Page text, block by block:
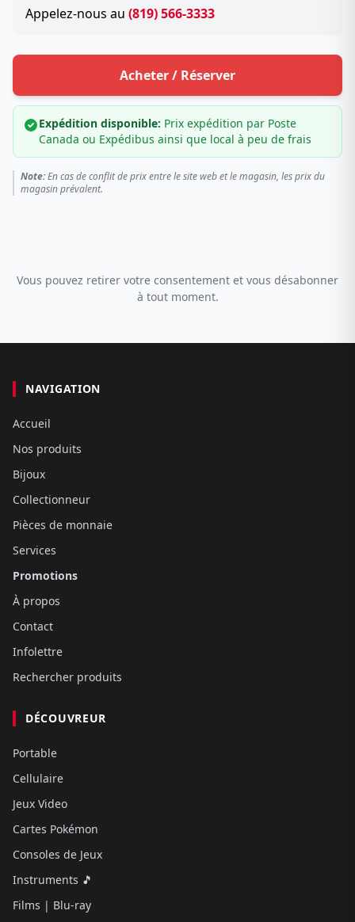
Appelez-nous au (819) 566-3333
Acheter / Réserver
Expédition disponible: Prix expédition par Poste
Canada ou Expédibus ainsi que local à peu de frais
Note:En cas de conflit de prix entre le site web et le magasin, les prix du
magasin prévalent.
Vous pouvez retirer votre consentement et vous désabonner
à tout moment.
NAVIGATION
Accueil
Nos produits
Bijoux
Collectionneur
Pièces de monnaie
Services
Promotions
À propos
Contact
Infolettre
Rechercher produits
DÉCOUVREUR
Portable
Cellulaire
Jeux Video
Cartes Pokémon
Consoles de Jeux
Instruments 🎵
Films | Blu-ray